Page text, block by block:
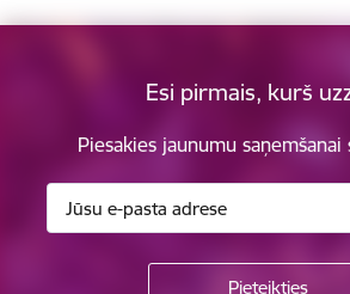
Esi pirmais, kurš
Piesakies jaunumu saņemšanai